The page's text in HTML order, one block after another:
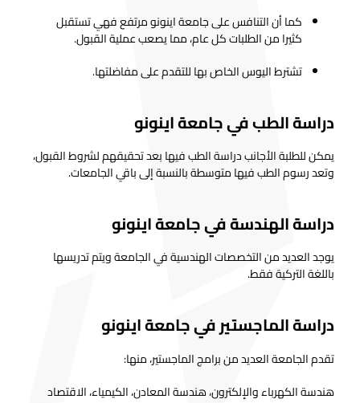
كما أن التنافس على جامعة اينونو مرتفع فهي تستقبل
كثيرا من الطلبات كل عام، مما يصعب عملية القبول.
تشترط اليوس الخاص بها للتقدم على مفاضلتها.
دراسة الطب في جامعة اينونو
يمكن للطلبة الأجانب دراسة الطب فيها بعد تحقيقهم لشروط القبول،
وتعد رسوم الطب فيها متوسطة بالنسبة إلى باقي الجامعات.
دراسة الهندسة في جامعة اينونو
يوجد العديد من التخصصات الهندسية في الجامعة ويتم تدريسها
باللغة التركية فقط.
دراسة الماجستير في جامعة اينونو
تقدم الجامعة العديد من برامج الماجستير، منها:
هندسة الكهرباء والإلكترون، هندسة المعادن، الكيمياء، الاقتصاد